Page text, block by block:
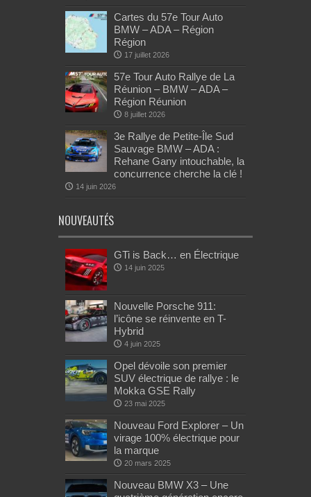
Cartes du 57e Tour Auto
BMW – ADA – Région
Région
17 juillet 2026
57e Tour Auto Rallye de La
Réunion – BMW – ADA –
Région Réunion
8 juillet 2026
3e Rallye de Petite-Île Sud
Sauvage BMW – ADA :
Rehane Gany intouchable, la
concurrence cherche la clé !
14 juin 2026
NOUVEAUTÉS
GTi is Back… en Électrique
14 juin 2025
Nouvelle Porsche 911:
l’icône se réinvente en T-
Hybrid
4 juin 2025
Opel dévoile son premier
SUV électrique de rallye : le
Mokka GSE Rally
23 mai 2025
Nouveau Ford Explorer – Un
virage 100% électrique pour
la marque
20 mars 2025
Nouveau BMW X3 – Une